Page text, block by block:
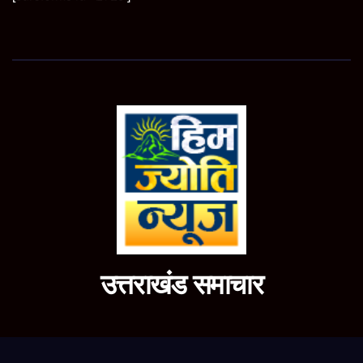
उत्तराखंड समाचार